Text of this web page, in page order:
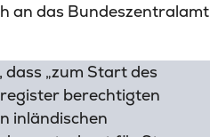
an das Bundeszentralamt
„zum Start des
berechtigten
inländischen